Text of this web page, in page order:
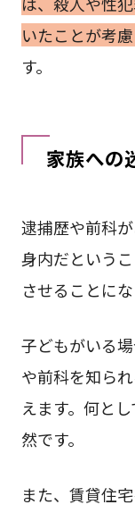
いたことが考
す。
家族への
逮捕歴や前科
⾝内だという
させることに
⼦どもがいる
や前科を知ら
えます。何と
然です。
また、賃貸住